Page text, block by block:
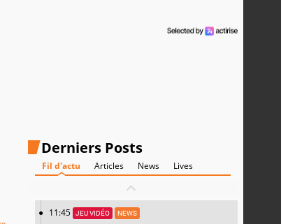
Derniers Posts
Fil d'actu Articles News Lives
11:45 JEU VIDÉO NEWS